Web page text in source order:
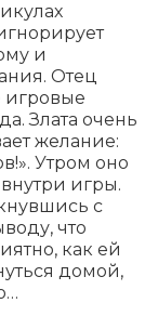
и
Отец
игровые
Злата очень
желание:
Утром оно
игры.
с
что
как ей
домой,